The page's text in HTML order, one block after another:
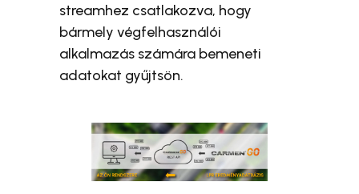
streamhez csatlakozva, hogy
bármely végfelhasználói
alkalmazás számára bemeneti
adatokat gyűjtsön.